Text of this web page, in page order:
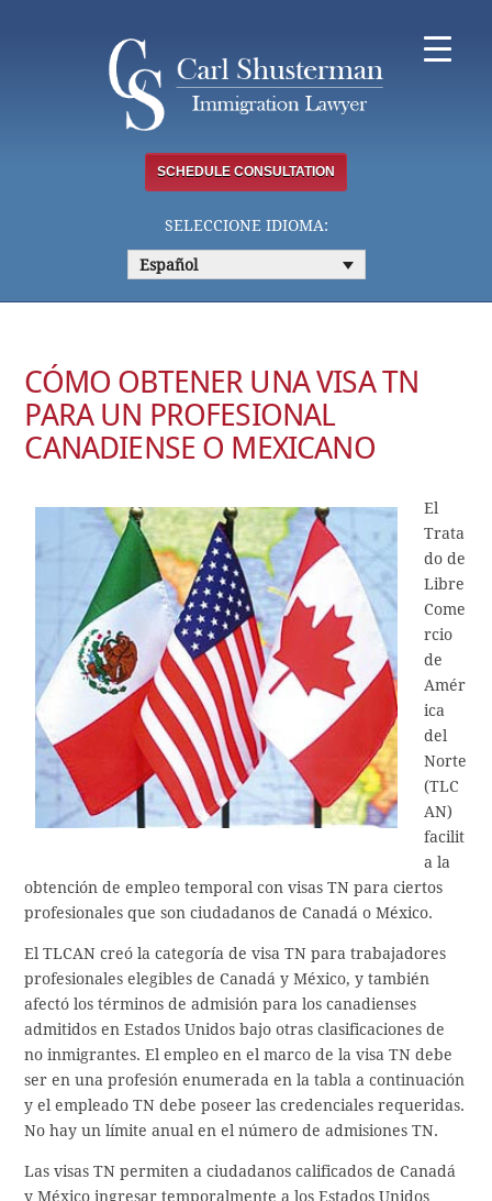
SCHEDULE CONSULTATION
SELECCIONE IDIOMA:
Español
CÓMO OBTENER UNA VISA TN
PARA UN PROFESIONAL
CANADIENSE O MEXICANO
El
Trata
do de
Libre
Come
rcio
de
Amér
ica
del
Norte
(TLC
AN)
facilit
a la
obtención de empleo temporal con visas TN para ciertos
profesionales que son ciudadanos de Canadá o México.
El TLCAN creó la categoría de visa TN para trabajadores
profesionales elegibles de Canadá y México, y también
afectó los términos de admisión para los canadienses
admitidos en Estados Unidos bajo otras clasificaciones de
no inmigrantes. El empleo en el marco de la visa TN debe
ser en una profesión enumerada en la tabla a continuación
y el empleado TN debe poseer las credenciales requeridas.
No hay un límite anual en el número de admisiones TN.
Las visas TN permiten a ciudadanos calificados de Canadá
y México ingresar temporalmente a los Estados Unidos